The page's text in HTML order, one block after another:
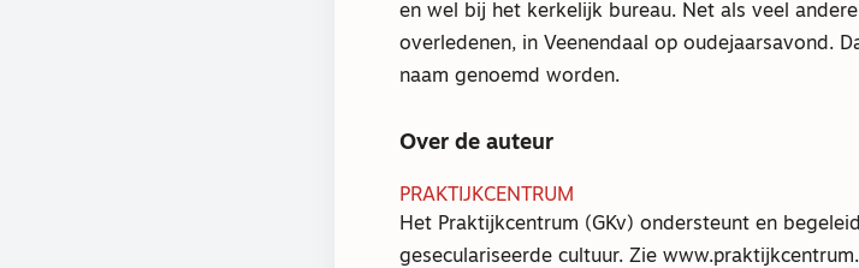
en wel bij het kerkelijk bureau. Net als veel
overledenen, in Veenendaal op oudejaarsavond.
naam genoemd worden.
Over de auteur
PRAKTIJKCENTRUM
Het Praktijkcentrum (GKv) ondersteunt en
geseculariseerde cultuur. Zie